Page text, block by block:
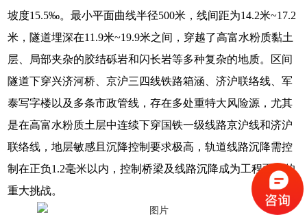
坡度15.5‰。最小平面曲线半径500米，线间距为14.2米~17.2
米，隧道埋深在11.9米~19.9米之间，穿越了高富水粉质黏土
层、局部夹杂的胶结砾岩和闪长岩等多种复杂的地质。区间
隧道下穿兴济河桥、京沪三四线铁路箱涵、济沪联络线、军
泰写字楼以及多条市政管线，存在多处重特大风险源，尤其
是在高富水粉质土层中连续下穿国铁一级线路京沪线和济沪
联络线，地层敏感且沉降控制要求极高，轨道线路沉降需控
制在正负1.2毫米以内，控制桥梁及线路沉降成为工程面临的
重大挑战。